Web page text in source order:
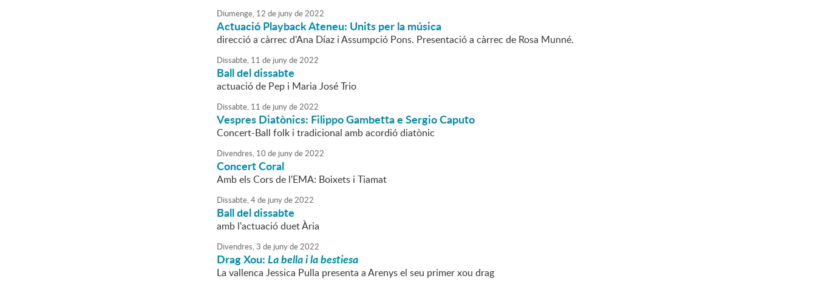
Diumenge, 12 de junyde2022
Actuació Playback Ateneu: Units per la música
direcció a càrrec d'Ana Díaz i Assumpció Pons. Presentació a càrrec de Rosa Munné.
Dissabte, 11 de junyde2022
Ball del dissabte
actuació de Pep i Maria José Trio
Dissabte, 11 de junyde2022
Vespres Diatònics: Filippo Gambetta e Sergio Caputo
Concert-Ball folk i tradicional amb acordió diatònic
Divendres, 10 de junyde2022
Concert Coral
Amb els Cors de l'EMA: Boixets i Tiamat
Dissabte,4de junyde2022
Ball del dissabte
amb l'actuació duet Ària
Divendres,3 de junyde2022
Drag Xou:La bella i la bestiesa
La vallenca Jessica Pulla presenta a Arenys el seu primer xou drag